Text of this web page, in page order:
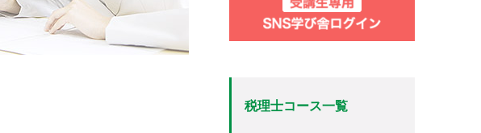
税理士コース一覧